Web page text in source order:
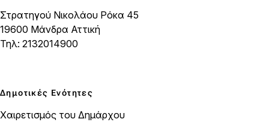
Στρατηγού Νικολάου Ρόκα 45
19600 Μάνδρα Αττική
Τηλ: 2132014900
Δημοτικές Ενότητες
Χαιρετισμός του Δημάρχου